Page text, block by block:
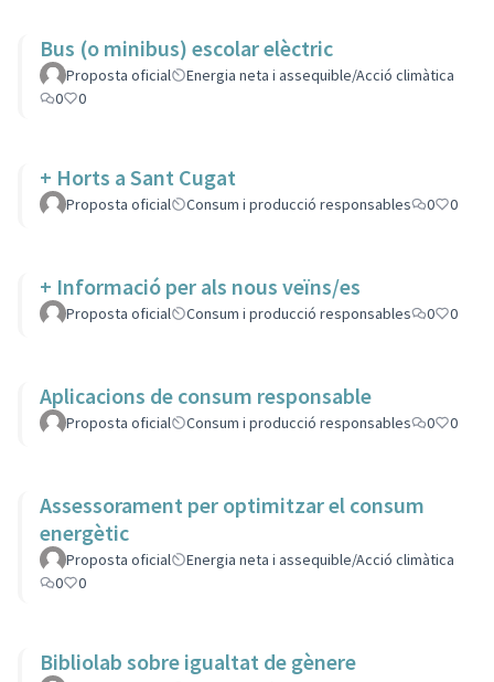
Bus (o minibus) escolar elèctric
Proposta oficial
Energia neta i assequible/Acció climàtica
0
0
+ Horts a Sant Cugat
Proposta oficial Consum i producció responsables 0 0
+ Informació per als nous veïns/es
Proposta oficial Consum i producció responsables 0 0
Aplicacions de consum responsable
Proposta oficial Consum i producció responsables 0 0
Assessorament per optimitzar el consum
energètic
Proposta oficial
Energia neta i assequible/Acció climàtica
0
0
Bibliolab sobre igualtat de gènere